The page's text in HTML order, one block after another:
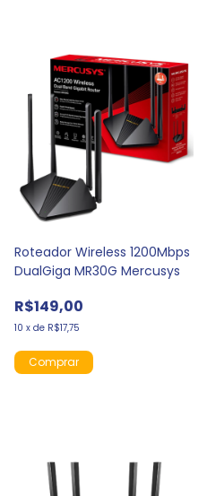
Roteador Wireless 1200Mbps
DualGiga MR30G Mercusys
R$149,00
10 x de R$17,75